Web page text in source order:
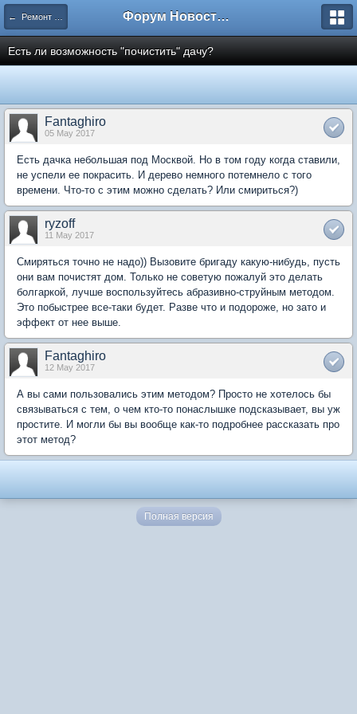
← Ремонт квартир Форум Новостройки
Есть ли возможность "почистить" дачу?
Fantaghiro
05 May 2017
Есть дачка небольшая под Москвой. Но в том году когда ставили,
не успели ее покрасить. И дерево немного потемнело с того
времени. Что-то с этим можно сделать? Или смириться?)
ryzoff
11 May 2017
Смиряться точно не надо)) Вызовите бригаду какую-нибудь, пусть
они вам почистят дом. Только не советую пожалуй это делать
болгаркой, лучше воспользуйтесь абразивно-струйным методом.
Это побыстрее все-таки будет. Разве что и подороже, но зато и
эффект от нее выше.
Fantaghiro
12 May 2017
А вы сами пользовались этим методом? Просто не хотелось бы
связываться с тем, о чем кто-то понаслышке подсказывает, вы уж
простите. И могли бы вы вообще как-то подробнее рассказать про
этот метод?
Полная версия